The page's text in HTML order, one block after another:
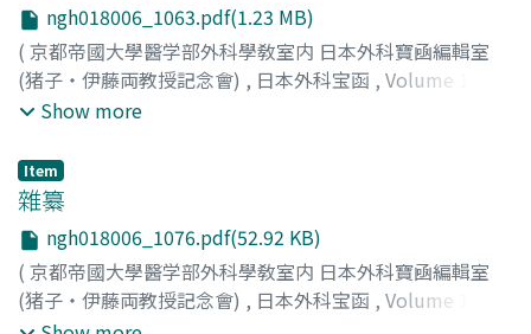
ngh018006_1063.pdf(1.23 MB)
( 京都帝國大學醫学部外科學敎室内 日本外科寶凾編輯室
(猪子・伊藤両教授記念會) , 日本外科宝函 , Volume 18
Issue 6, 1941,
Show more
Item
雜纂
ngh018006_1076.pdf(52.92 KB)
( 京都帝國大學醫学部外科學敎室内 日本外科寶凾編輯室
(猪子・伊藤両教授記念會) , 日本外科宝函 , Volume 18
Issue 6, 1941,